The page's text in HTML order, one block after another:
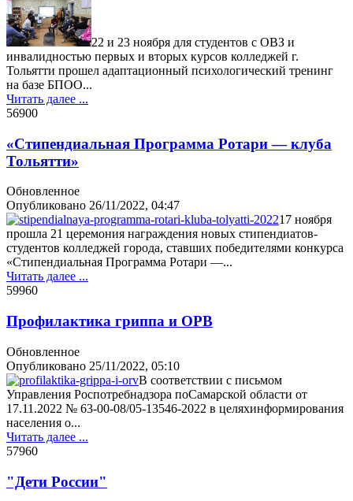
22 и 23 ноября для студентов с ОВЗ и
инвалидностью первых и вторых курсов колледжей г.
Тольятти прошел адаптационный психологический тренинг
на базе БПОО...
Читать далее ...
56900
«Стипендиальная Программа Ротари — клуба
Тольятти»
Обновленное
Опубликовано 26/11/2022, 04:47
17 ноября
прошла 21 церемония награждения новых стипендиатов-
студентов колледжей города, ставших победителями конкурса
«Стипендиальная Программа Ротари —...
Читать далее ...
59960
Профилактика гриппа и ОРВ
Обновленное
Опубликовано 25/11/2022, 05:10
В соответствии с письмом
Управления Роспотребнадзора поСамарской области от
17.11.2022 № 63-00-08/05-13546-2022 в целяхинформирования
населения о...
Читать далее ...
57960
"Дети России"